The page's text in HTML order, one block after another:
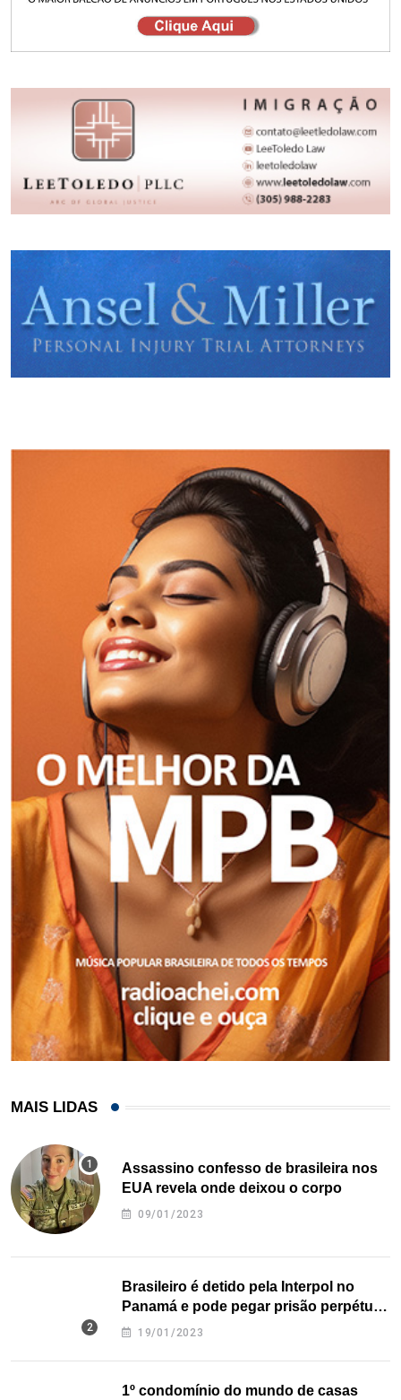
MAIS LIDAS
Assassino confesso de brasileira nos
EUA revela onde deixou o corpo
09/01/2023
Brasileiro é detido pela Interpol no
Panamá e pode pegar prisão perpétua
nos EUA
19/01/2023
1º condomínio do mundo de casas